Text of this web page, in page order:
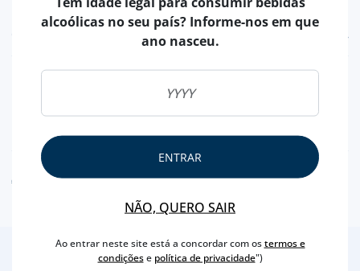
AVISO ALERGÉNEO
alcoólicas no seu país? Informe-nos em que
ano nasceu.
ENTRAR
NÃO, QUERO SAIR
Ao entrar neste site está a concordar com ostermos e
condiçõese política de privacidade")